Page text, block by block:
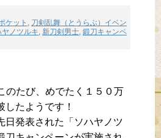
ケット , 刀剣乱舞（とうらぶ）イベン
ヤノツルキ, 新刀剣男士, 鍛刀キャンペ
のたび、めでたく１５０万
したようです！
日発表された「ソハヤノツ